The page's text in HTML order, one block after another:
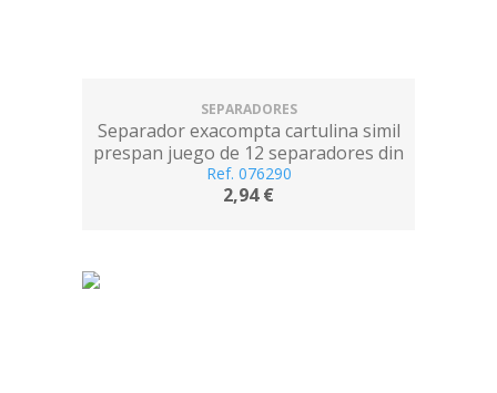
SEPARADORES
Separador exacompta cartulina simil
prespan juego de 12 separadores din
a4 multitaladro colores vivos
Ref. 076290
2,94 €